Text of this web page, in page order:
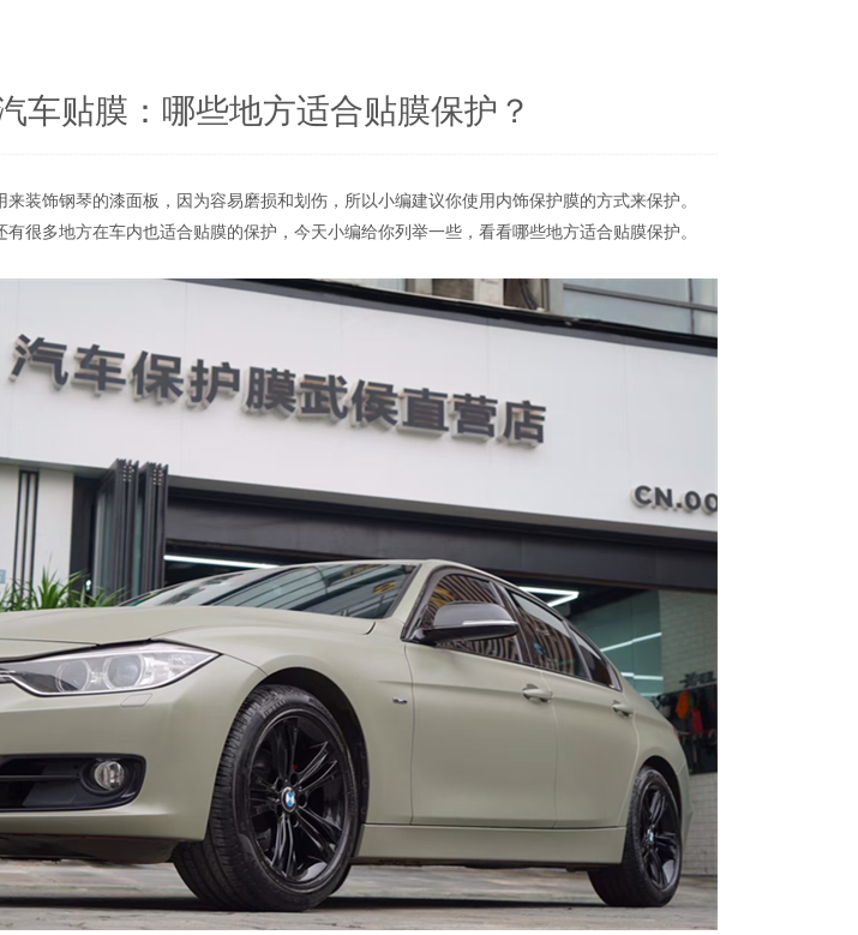
车贴膜：哪些地方适合贴膜保护？
饰钢琴的漆面板，因为容易磨损和划伤，所以小编建议你使用内饰保护膜的方式来保护。
多地方在车内也适合贴膜的保护，今天小编给你列举一些，看看哪些地方适合贴膜保护。